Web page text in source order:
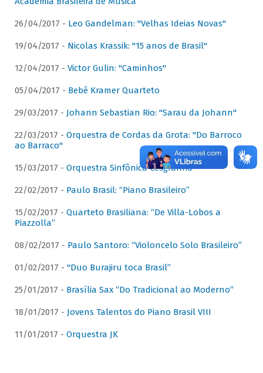
26/04/2017 - Leo Gandelman: "Velhas Ideias Novas"
19/04/2017 - Nicolas Krassik: "15 anos de Brasil"
12/04/2017 - Victor Gulin: "Caminhos"
05/04/2017 - Bebê Kramer Quarteto
29/03/2017 - Johann Sebastian Rio: "Sarau da Johann"
22/03/2017 - Orquestra de Cordas da Grota: "Do Barroco
ao Barraco"
15/03/2017 - Orquestra Sinfônica Cesgranrio
22/02/2017 - Paulo Brasil: “Piano Brasileiro”
15/02/2017 - Quarteto Brasiliana: “De Villa-Lobos a
Piazzolla”
08/02/2017 - Paulo Santoro: “Violoncelo Solo Brasileiro”
01/02/2017 - "Duo Burajiru toca Brasil”
25/01/2017 - Brasília Sax “Do Tradicional ao Moderno”
18/01/2017 - Jovens Talentos do Piano Brasil VIII
11/01/2017 - Orquestra JK